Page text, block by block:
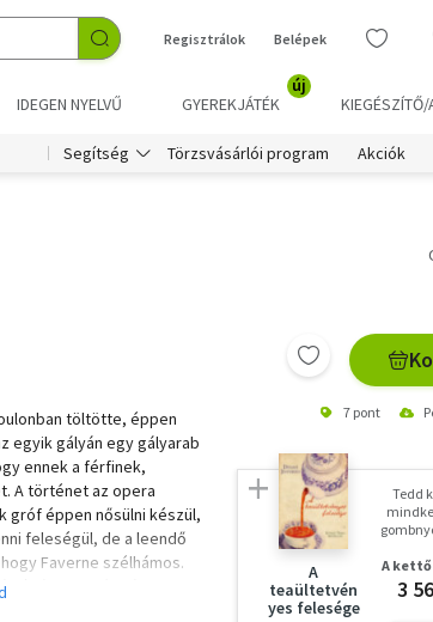
Regisztrálok Belépek
IDEGEN NYELVŰ GYEREKJÁTÉK
új
Segítség Törzsvásárlói program Akciók
töltötte, éppen
egyik gályán egy gályarab
ennek a férfinek,
A történet az opera
gróf éppen nősülni készül,
feleségül, de a leendő
Faverne szélhámos.
útjába, a gróf párbajra
7 pont
A
teaültetvén
yes felesége
Tedd
A
3